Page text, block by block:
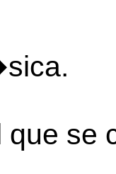
que se